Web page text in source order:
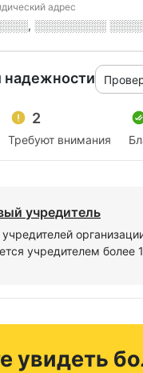
адрес
░░░░░░░░░
надежности
2
Требуют внимания
учредитель
учредителей
учредителем
увидеть